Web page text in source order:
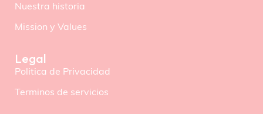
Nuestra historia
Mission y Values
Legal
Politica de Privacidad
Terminos de servicios